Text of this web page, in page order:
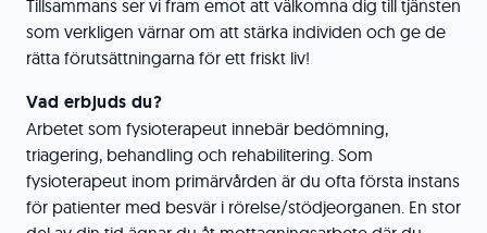
Tillsammans ser vi fram emot att välkomna dig till tjänsten
som verkligen värnar om att stärka individen och ge de
rätta förutsättningarna för ett friskt liv!
Vad erbjuds du?
Arbetet som fysioterapeut innebär bedömning,
triagering, behandling och rehabilitering. Som
fysioterapeut inom primärvården är du ofta första instans
för patienter med besvär i rörelse/stödjeorganen. En stor